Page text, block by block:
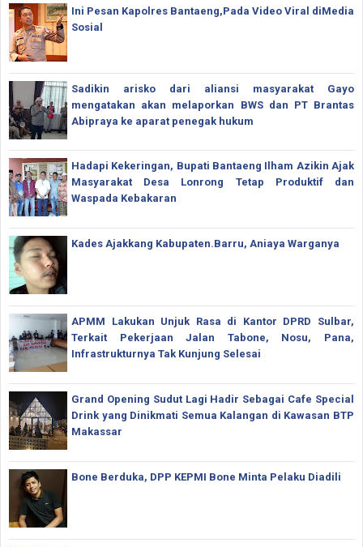
Ini Pesan Kapolres Bantaeng,Pada Video Viral diMedia
Sosial
Sadikin arisko dari aliansi masyarakat Gayo
mengatakan akan melaporkan BWS dan PT Brantas
Abipraya ke aparat penegak hukum
Hadapi Kekeringan, Bupati Bantaeng Ilham Azikin Ajak
Masyarakat Desa Lonrong Tetap Produktif dan
Waspada Kebakaran
Kades Ajakkang Kabupaten.Barru, Aniaya Warganya
APMM Lakukan Unjuk Rasa di Kantor DPRD Sulbar,
Terkait Pekerjaan Jalan Tabone, Nosu, Pana,
Infrastrukturnya Tak Kunjung Selesai
Grand Opening Sudut Lagi Hadir Sebagai Cafe Special
Drink yang Dinikmati Semua Kalangan di Kawasan BTP
Makassar
Bone Berduka, DPP KEPMI Bone Minta Pelaku Diadili